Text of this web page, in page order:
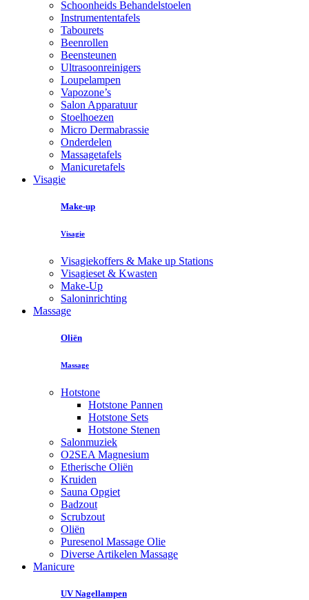
Schoonheids Behandelstoelen
Instrumententafels
Tabourets
Beenrollen
Beensteunen
Ultrasoonreinigers
Loupelampen
Vapozone’s
Salon Apparatuur
Stoelhoezen
Micro Dermabrassie
Onderdelen
Massagetafels
Manicuretafels
Visagie
Make-up
Visagie
Visagiekoffers & Make up Stations
Visagieset & Kwasten
Make-Up
Saloninrichting
Massage
Oliën
Massage
Hotstone
Hotstone Pannen
Hotstone Sets
Hotstone Stenen
Salonmuziek
O2SEA Magnesium
Etherische Oliën
Kruiden
Sauna Opgiet
Badzout
Scrubzout
Oliën
Puresenol Massage Olie
Diverse Artikelen Massage
Manicure
UV Nagellampen